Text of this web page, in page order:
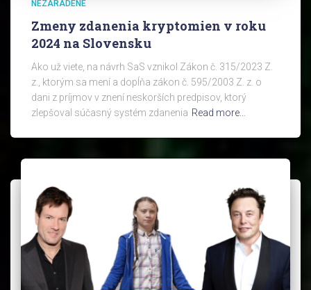
NEZARADENÉ
Zmeny zdanenia kryptomien v roku
2024 na Slovensku
Ako už viete, na návrh SaS vznikol Zákon č. 315/2023 Z.
z., ktorým sa mení a dopĺňa zákon č. 595/2003 Z. z. o
dani z príjmov v znení neskorších predpisov, ktorý
zlepšoval súčasný systém zdanenia Read more…